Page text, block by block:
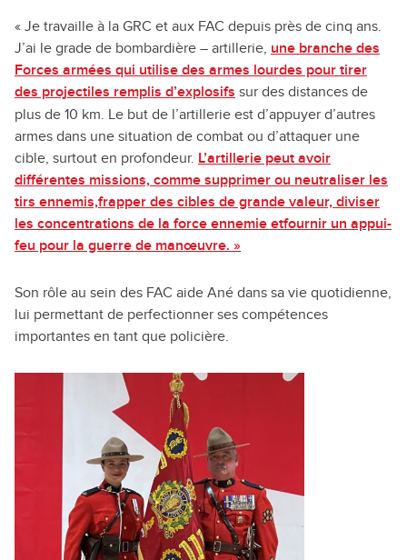
« Je travaille à la GRC et aux FAC depuis près de cinq ans.
J’ai le grade de bombardière – artillerie, une branche des
Forces armées qui utilise des armes lourdes pour tirer
des projectiles remplis d’explosifs sur des distances de
plus de 10 km. Le but de l’artillerie est d’appuyer d’autres
armes dans une situation de combat ou d’attaquer une
cible, surtout en profondeur. L’artillerie peut avoir
différentes missions, comme supprimer ou neutraliser les
tirs ennemis,frapper des cibles de grande valeur, diviser
les concentrations de la force ennemie etfournir un appui-
feu pour la guerre de manœuvre. »
Son rôle au sein des FAC aide Ané dans sa vie quotidienne,
lui permettant de perfectionner ses compétences
importantes en tant que policière.